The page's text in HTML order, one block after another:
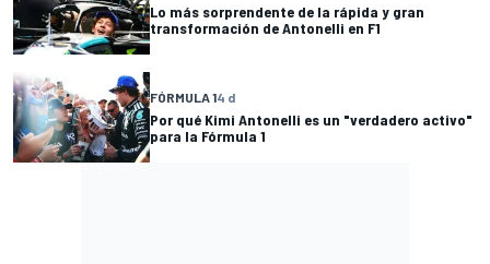
Lo más sorprendente de la rápida y gran
transformación de Antonelli en F1
FÓRMULA 14 d
Por qué Kimi Antonelli es un "verdadero activo"
para la Fórmula 1